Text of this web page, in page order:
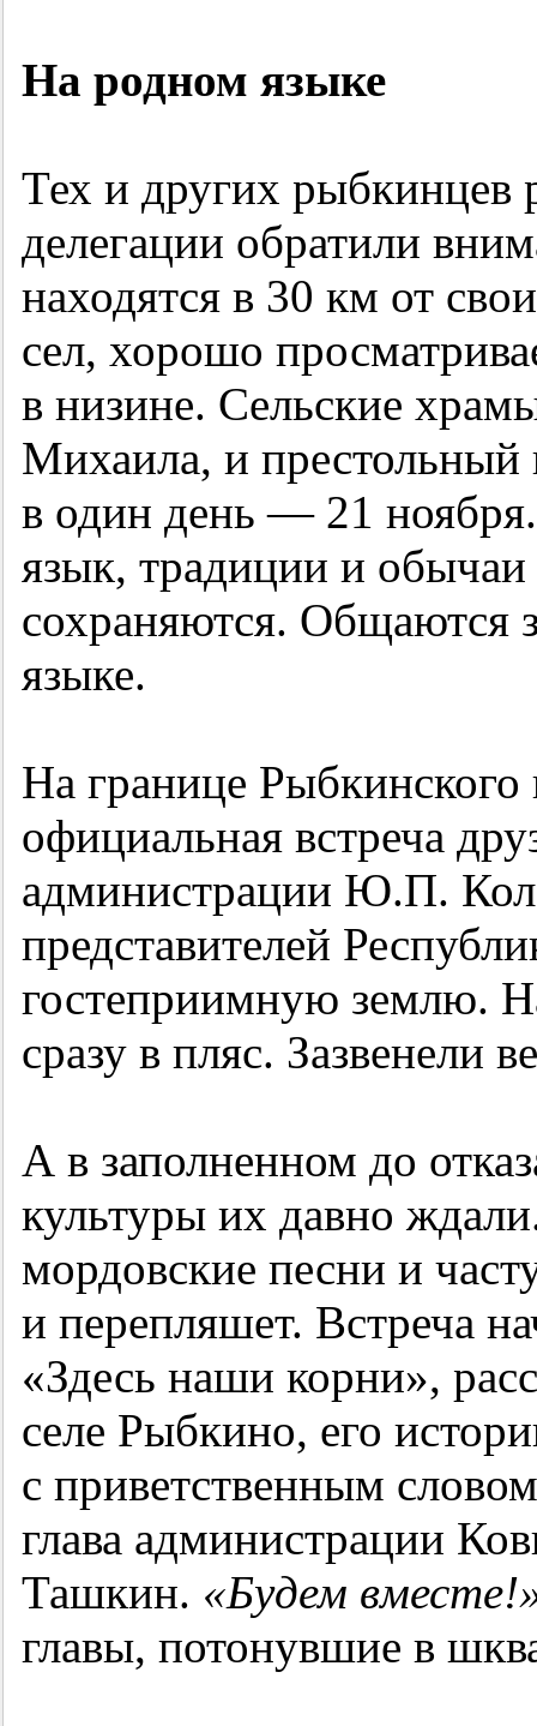
На родном языке
Тех и других рыбкинцев
делегации обратили
находятся в 30 км от
сел, хорошо
в низине. Сельские
Михаила, и престольный
в один день — 21
язык, традиции и
сохраняются. Общаются
языке.
На границе
официальная встреча
администрации Ю.П.
представителей
гостеприимную землю.
сразу в пляс. Зазвенели
А в заполненном до
культуры их давно
мордовские песни и
и перепляшет. Встреча
«Здесь наши корни»,
селе Рыбкино, его
с приветственным
глава администрации
Ташкин. «Будем
главы, потонувшие в